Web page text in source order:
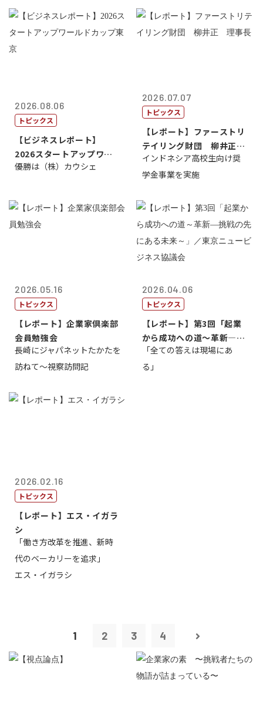
2026.08.06
トピックス
【ビジネスレポート】
2026スタートアップワー
ルドカップ東京
優勝は（株）カウシェ
2026.07.07
トピックス
【レポート】ファーストリ
テイリング財団 柳井正
理事長
インドネシア高校生向け奨
学金事業を実施
2026.05.16
トピックス
【レポート】企業家倶楽部
会員勉強会
長崎にジャパネットたかたを
訪ねて～視察訪問記
2026.04.06
トピックス
【レポート】第3回「起業
から成功への道～革新―挑
戦の先にある...
「全ての答えは現場にあ
る」
2026.02.16
トピックス
【レポート】エス・イガラ
シ
「働き方改革を推進、新時
代のベーカリーを追求」
エス・イガラシ
1 2 3 4